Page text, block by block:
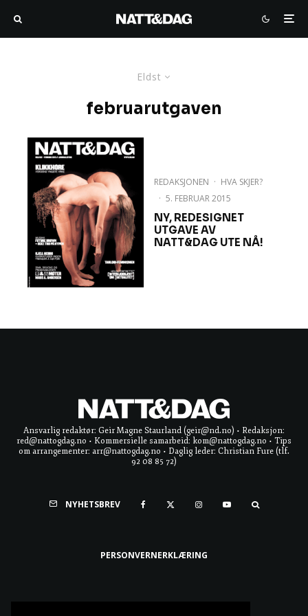
Eldst
februarutgaven
REDAKSJONEN · HVA SKJER?
· 5. FEBRUAR 2015
NY, REDESIGNET
UTGAVE AV
NATT&DAG UTE NÅ!
Ansvarlig redaktør: Geir Magne Staurland (geir@nd.no) • Redaksjon:
red@nattogdag.no • Kommersielle samarbeid: kom@nattogdag.no • Tips
om arrangementer: arr@nattogdag.no • Daglig leder: Christian Fure (tlf.
92 08 85 72)
NYHETSBREV
PERSONVERNERKLÆRING